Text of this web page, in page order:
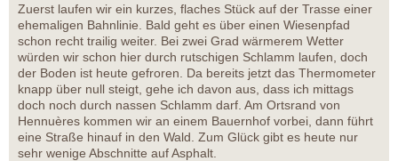
Zuerst laufen wir ein kurzes, flaches Stück auf der Trasse einer
ehemaligen Bahnlinie. Bald geht es über einen Wiesenpfad
schon recht trailig weiter. Bei zwei Grad wärmerem Wetter
würden wir schon hier durch rutschigen Schlamm laufen, doch
der Boden ist heute gefroren. Da bereits jetzt das Thermometer
knapp über null steigt, gehe ich davon aus, dass ich mittags
doch noch durch nassen Schlamm darf. Am Ortsrand von
Hennuères kommen wir an einem Bauernhof vorbei, dann führt
eine Straße hinauf in den Wald. Zum Glück gibt es heute nur
sehr wenige Abschnitte auf Asphalt.